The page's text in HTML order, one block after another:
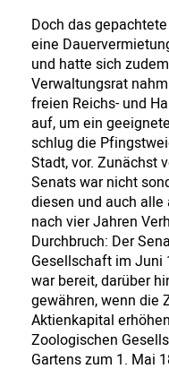
Doch das
eine
und hatte sich
Verwaltungsrat
freien Reichs- und
auf, um ein
schlug die
Stadt, vor. Zunächst
Senats war nicht
diesen und auch alle
nach vier Jahren
Durchbruch: Der
Gesellschaft im Juni
war bereit, darüber
gewähren, wenn die
Aktienkapital
Zoologischen
Gartens zum 1. Mai